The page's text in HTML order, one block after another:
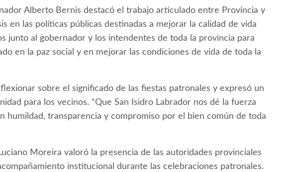
Alberto Bernis destacó el trabajo articulado entre Provincia y
en las políticas públicas destinadas a mejorar la calidad de vida
junto al gobernador y los intendentes de toda la provincia para
en la paz social y en mejorar las condiciones de vida de toda la
sobre el significado de las fiestas patronales y expresó un
para los vecinos. “Que San Isidro Labrador nos dé la fuerza
humildad, transparencia y compromiso por el bien común de toda
Moreira valoró la presencia de las autoridades provinciales
institucional durante las celebraciones patronales.